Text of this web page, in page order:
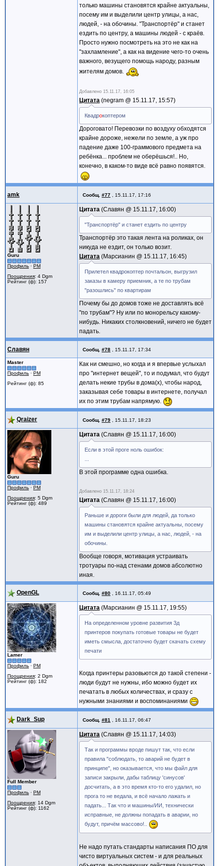
только машины становятся крайне актуальны,
посему им и выделили центр улицы, а нас,
людей, - на обочины. "Транспортёр" и станет
ездить по центру, а машины людей - с краёв.
Просто нужно посмотреть на это не как на
"захламление", а как на видение чего-то очень
важного, везущего помощь народу, разным
жителям домов.
Добавлено 15.11.17, 16:05
Цитата negram @ 15.11.17, 15:57
Квадрокоптером
Дороговато! Перевозки по воздуху обходятся
крайне дороже, нежели по земле, а уж про
падение даже 100-граммового предмета на
ребёнка... проблем не оберёшься!.. Но,
конечно, в каком-то виде всё равно появятся.
amk Сообщ. #77 15.11.17, 17:16
Guru
Профиль · PM
Поощрения: 4 Dgm
Рейтинг (ф): 157
Цитата Славян @ 15.11.17, 16:00
"Транспортёр" и станет ездить по центру
Транспортёр это такая лента на роликах, он
никуда не ездит, он только возит.
Цитата
Марсианин @ 15.11.17, 16:45
Прилетел квадрокоптер почтальон, выгрузил
заказы в камеру приемник, а те по трубам
"разошлись" по квартирам
Почему бы до домов тоже не доставлять всё
"по трубам"? Ну или по монорельсу какому-
нибудь. Никаких столкновений, ничего не будет
падать.
Славян Сообщ. #78 15.11.17, 17:34
Master
Профиль · PM
Рейтинг (ф): 85
Как ни смешно, но когда и я впервые услыхал
про "интернет вещей", то и подумал, что будут
делать некие трубы в дома(х), чтобы народ,
заказывая себе товары в интернете, получал
их по этим трубам напрямую.
Qraizer Сообщ. #79 15.11.17, 18:23
Guru
Профиль · PM
Поощрения: 5 Dgm
Рейтинг (ф): 489
Цитата Славян @ 15.11.17, 16:00
Если в этой проге ноль ошибок:
В этой программе одна ошибка.
Добавлено 15.11.17, 18:24
Цитата Славян @ 15.11.17, 16:00
Раньше и дороги были для людей, да только
машины становятся крайне актуальны, посему
им и выделили центр улицы, а нас, людей, - на
обочины.
Вообще говоря, мотивация устраивать
тротуары по-над стенами домов абсолютно
иная.
OpenGL Сообщ. #80 16.11.17, 05:49
Lamer
Профиль · PM
Поощрения: 2 Dgm
Рейтинг (ф): 182
Цитата Марсианин @ 15.11.17, 19:55
На определенном уровне развития 3д
принтеров покупать готовые товары не будет
иметь смысла, достаточно будет скачать схему
печати
Когда принтеры разовьются до такой степени -
люди будут не нужны, ибо можно будет их
печатать в любых количествах, и сразу с
нужными знаниями и воспоминаниями
Dark_Sup Сообщ. #81 16.11.17, 06:47
Full Member
Профиль · PM
Поощрения: 14 Dgm
Рейтинг (ф): 1162
Цитата Славян @ 15.11.17, 14:03
Так и программы вроде пишут так, что если
правила "соблюдать, то аварий не будет в
принципе", но оказывается, что мы файл для
записи закрыли, дабы таблицу 'синусов'
досчитать, а в это время кто-то его удалил, но
прога то не ведала, и всё начало лажать и
падать... Так что и машины/ИИ, технически
исправные, не должны попадать в аварии, но
будут, причём массово!..
Не надо путать стандарты написания ПО для
чисто виртуальных систем - и для реальных